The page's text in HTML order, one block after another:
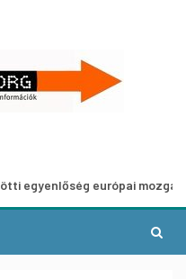
európai mozgalmainak